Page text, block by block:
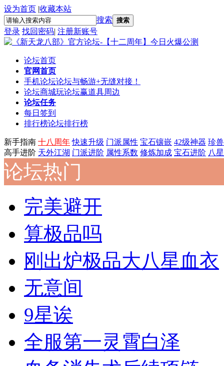
设为首页 |收藏本站
搜索 搜索
登录 找回密码| 注册新账号
论坛首页
官网首页
手机论坛论坛与畅游+无缝对接！
论坛商城玩论坛赢道具周边
论坛任务
每日签到
排行榜论坛排行榜
新手指南 十八周年 快速升级 门派属性 宝石镶嵌 42级神器 珍
高手进阶 天外江湖 门派进阶 属性系数 修炼加成 宝石进阶 八
论坛热门
完美避开
算极品吗
刚出炉极品大八星血衣
无意间
9星诶
全服第一灵霄白泽